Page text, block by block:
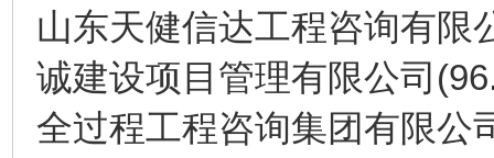
山东天健信达工程咨询有限
诚建设项目管理有限公司
全过程工程咨询集团有限公